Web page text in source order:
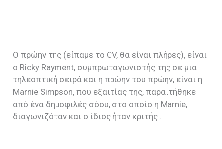
Ο πρώην της (είπαμε το CV, θα είναι πλήρες), είναι
ο Ricky Rayment, συμπρωταγωνιστής της σε μια
τηλεοπτική σειρά και η πρώην του πρώην, είναι η
Marnie Simpson,που εξαιτίας της, παραιτήθηκε
από ένα δημοφιλές σόου, στο οποίο η Marnie,
διαγωνιζόταν και ο ίδιος ήταν κριτής .